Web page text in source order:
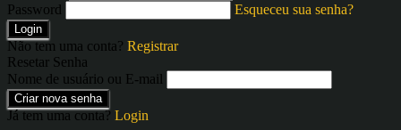
Password
Esqueceu sua senha?
Login
Não tem uma conta? Registrar
Resetar Senha
Nome de usuário ou E-mail
Criar nova senha
Já tem uma conta? Login